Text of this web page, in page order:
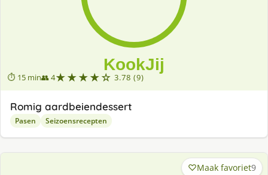
⏱ 15 min👥 4★★★★☆ 3.78 (9)
Romig aardbeiendessert
Pasen Seizoensrecepten
Maak favoriet9